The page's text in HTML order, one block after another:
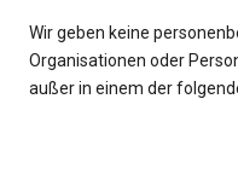
Wir geben keine
Organisationen oder
außer in einem der